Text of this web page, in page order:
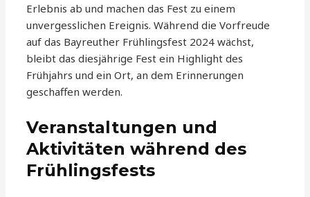
Erlebnis ab und machen das Fest zu einem
unvergesslichen Ereignis. Während die Vorfreude
auf das Bayreuther Frühlingsfest 2024 wächst,
bleibt das diesjährige Fest ein Highlight des
Frühjahrs und ein Ort, an dem Erinnerungen
geschaffen werden.
Veranstaltungen und
Aktivitäten während des
Frühlingsfests